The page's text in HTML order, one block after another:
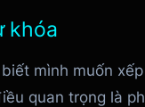
khóa
mình muốn
quan trọng là